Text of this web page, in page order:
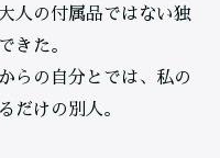
人の付属品ではない独
きた。
らの自分とでは、私の
だけの別人。